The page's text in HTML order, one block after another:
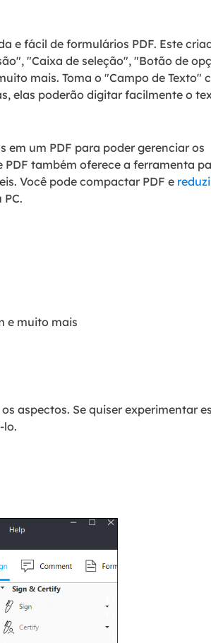
e fácil de formulários PDF. Este
"Caixa de seleção", "Botão de
mais. Toma o "Campo de Texto"
elas poderão digitar facilmente o
em um PDF para poder gerenciar os
também oferece a ferramenta
Você pode compactar PDF e
e muito mais
aspectos. Se quiser experimentar
lo.